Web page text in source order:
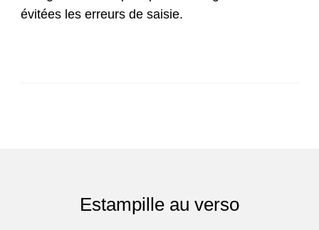
évitées les erreurs de saisie.
Estampille au verso